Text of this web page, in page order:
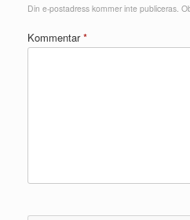
Din e-postadress kommer inte publiceras.
Kommentar*